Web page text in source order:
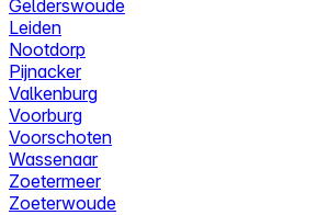
Gelderswoude
Leiden
Nootdorp
Pijnacker
Valkenburg
Voorburg
Voorschoten
Wassenaar
Zoetermeer
Zoeterwoude